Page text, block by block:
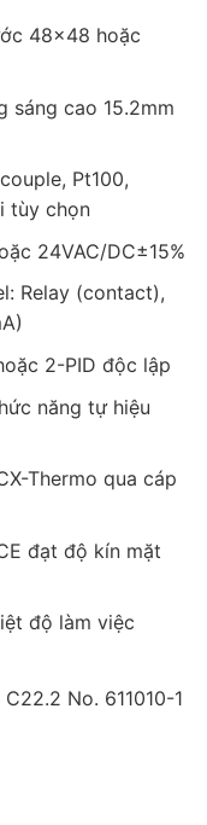
48×48 hoặc
sáng cao 15.2mm
Pt100,
tùy chọn
24VAC/DC±15%
Relay (contact),
2-PID độc lập
năng tự hiệu
Thermo qua cáp
đạt độ kín mặt
độ làm việc
No. 611010-1